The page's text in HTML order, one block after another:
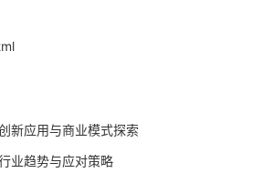
新应用与商业模式探索
业趋势与应对策略